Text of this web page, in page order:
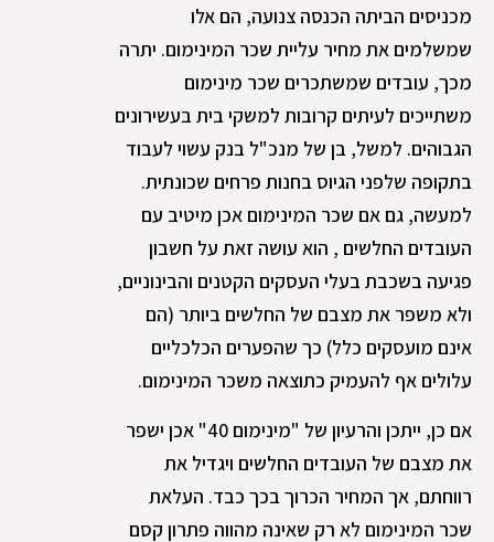
מכניסים הביתה הכנסה צנועה, הם אלו
שמשלמים את מחיר עליית שכר המינימום. יתרה
מכך, עובדים שמשתכרים שכר מינימום
משתייכים לעיתים קרובות למשקי בית בעשירונים
הגבוהים. למשל, בן של מנכ"ל בנק עשוי לעבוד
בתקופה שלפני הגיוס בחנות פרחים שכונתית.
למעשה, גם אם שכר המינימום אכן מיטיב עם
העובדים החלשים , הוא עושה זאת על חשבון
פגיעה בשכבת בעלי העסקים הקטנים והבינוניים,
ולא משפר את מצבם של החלשים ביותר (הם
אינם מועסקים כלל) כך שהפערים הכלכליים
עלולים אף להעמיק כתוצאה משכר המינימום.
אם כן, ייתכן והרעיון של "מינימום 40" אכן ישפר
את מצבם של העובדים החלשים ויגדיל את
רווחתם, אך המחיר הכרוך בכך כבד. העלאת
שכר המינימום לא רק שאינה מהווה פתרון קסם